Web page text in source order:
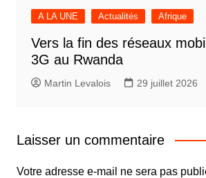
A LA UNE Actualités Afrique
Vers la fin des réseaux
3G au Rwanda
Martin Levalois 29 juillet 2026
Laisser un commentaire
Votre adresse e-mail ne sera pas